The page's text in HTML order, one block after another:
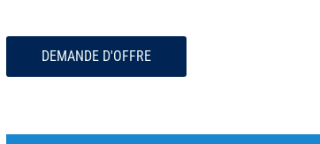
DEMANDE D'OFFRE